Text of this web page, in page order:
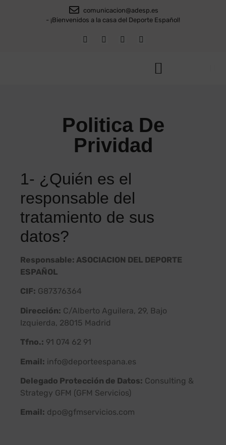
comunicacion@adesp.es
- ¡Bienvenidos a la casa del Deporte Español!
Politica De
Prividad
1- ¿Quién es el
responsable del
tratamiento de sus
datos?
Responsable: ASOCIACION DEL DEPORTE
ESPAÑOL
CIF: G87376364
Dirección: C/Alberto Aguilera, 29, Bajo
Izquierda, 28015 Madrid
Tfno.: 91 074 62 91
Email: info@deporteespana.es
Delegado Protección de Datos: Consulting &
Strategy GFM (GFM Servicios)
Email: dpo@gfmservicios.com